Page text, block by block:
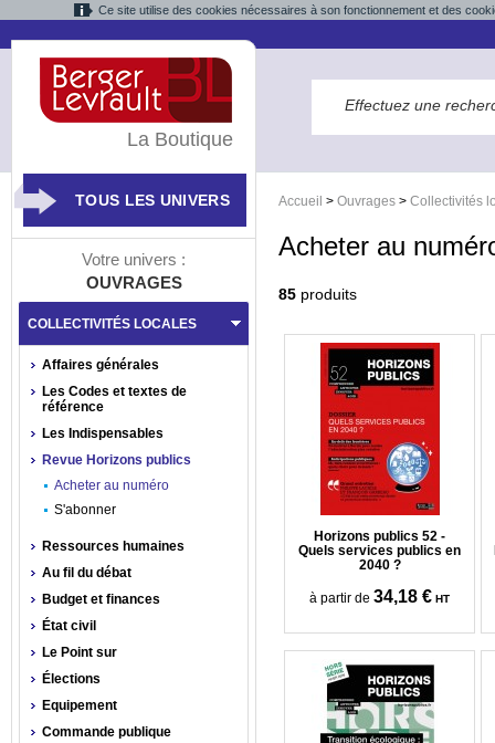
Ce site utilise des cookies nécessaires à son fonctionnement et des
Accueil > Ouvrages > Collectivités
Acheter au
85 produits
Horizons publics 52 -
Quels services publics en
2040 ?
à partir de 34,18 € HT
La Boutique
TOUS LES UNIVERS
Votre univers :
OUVRAGES
COLLECTIVITÉS LOCALES
Affaires générales
Les Codes et textes de
référence
Les Indispensables
Revue Horizons publics
Acheter au numéro
S'abonner
Ressources humaines
Au fil du débat
Budget et finances
État civil
Le Point sur
Élections
Equipement
Commande publique